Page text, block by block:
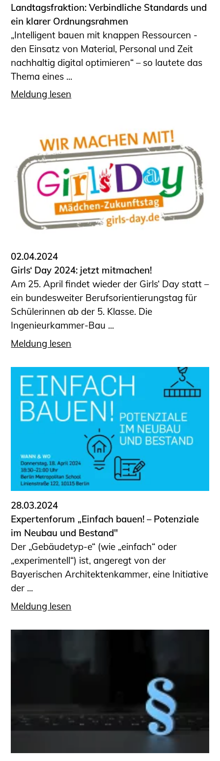
Landtagsfraktion: Verbindliche Standards und
ein klarer Ordnungsrahmen
„Intelligent bauen mit knappen Ressourcen -
den Einsatz von Material, Personal und Zeit
nachhaltig digital optimieren“ – so lautete das
Thema eines ...
Meldung lesen
02.04.2024
Girls‘ Day 2024: jetzt mitmachen!
Am 25. April findet wieder der Girls‘ Day statt –
ein bundesweiter Berufsorientierungstag für
Schülerinnen ab der 5. Klasse. Die
Ingenieurkammer-Bau ...
Meldung lesen
28.03.2024
Expertenforum „Einfach bauen! – Potenziale
im Neubau und Bestand"
Der „Gebäudetyp-e“ (wie „einfach“ oder
„experimentell“) ist, angeregt von der
Bayerischen Architektenkammer, eine Initiative
der ...
Meldung lesen